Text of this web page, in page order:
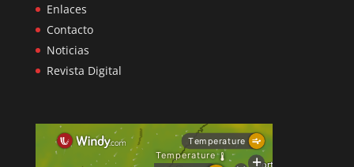
Enlaces
Contacto
Noticias
Revista Digital